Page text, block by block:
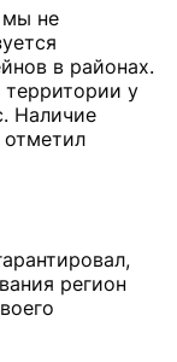
мы не
в районах.
территории у
Наличие
отметил
регион